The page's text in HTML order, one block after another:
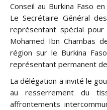
Conseil au Burkina Faso
Le Secrétaire Général
représentant spécial pour
Mohamed Ibn Chambas
région sur le Burkina
représentant permanent de
La délégation a invité le
au resserrement du
affrontements